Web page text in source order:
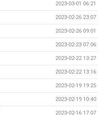
2023-03-01 06:21
2023-02-26 23:07
2023-02-26 09:01
2023-02-23 07:06
2023-02-22 13:27
2023-02-22 13:16
2023-02-19 19:25
2023-02-19 10:40
2023-02-16 17:07